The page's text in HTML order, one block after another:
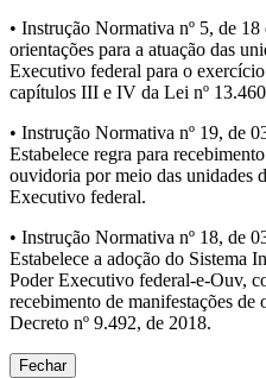
• Instrução Normativa nº 5, de
orientações para a atuação das
Executivo federal para o
capítulos III e IV da Lei nº
• Instrução Normativa nº 19, de
Estabelece regra para
ouvidoria por meio das unidades
Executivo federal.
• Instrução Normativa nº 18, de
Estabelece a adoção do Sistema
Poder Executivo federal-e-Ouv,
recebimento de manifestações
Decreto nº 9.492, de 2018.
Fechar